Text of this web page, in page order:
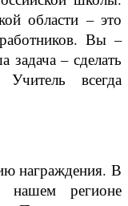
области – это
Вы –
задача – сделать
всегда
награждения. В
нашем регионе